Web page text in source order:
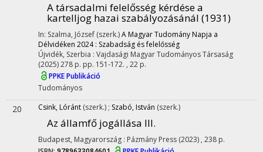
A társadalmi felelősség kérdése a
kartelljog hazai szabályozásánál (1931)
In: Szalma, József (szerk.)A Magyar Tudomány Napja a
Délvidéken 2024 : Szabadság és felelősség
Újvidék, Szerbia : Vajdasági Magyar Tudományos Társaság
(2025)278 p. pp. 151-172. , 22 p.
PPKE Publikáció
Tudományos
20 Csink, Lóránt (szerk.) ; Szabó, István (szerk.)
Az államfő jogállása III.
Budapest, Magyarország : Pázmány Press (2023) , 238 p.